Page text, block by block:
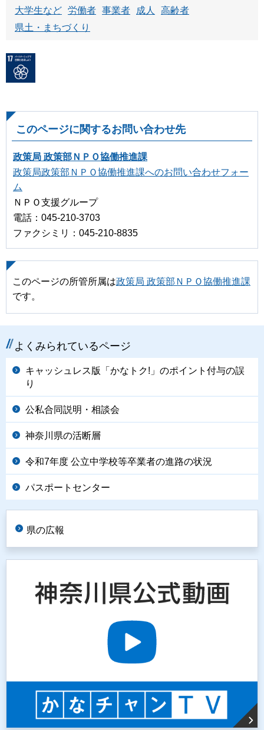
大学生など 労働者 事業者 成人
高齢者
県土・まちづくり
このページに関するお問い合わせ先
政策局 政策部ＮＰＯ協働推進課
政策局政策部ＮＰＯ協働推進課へのお問い合わせフォー
ム
ＮＰＯ支援グループ
電話：045-210-3703
ファクシミリ：045-210-8835
このページの所管所属は政策局 政策部ＮＰＯ協働推進課
です。
よくみられているページ
キャッシュレス版「かなトク!」のポイント付与の誤
り
公私合同説明・相談会
神奈川県の活断層
令和7年度 公立中学校等卒業者の進路の状況
パスポートセンター
県の広報